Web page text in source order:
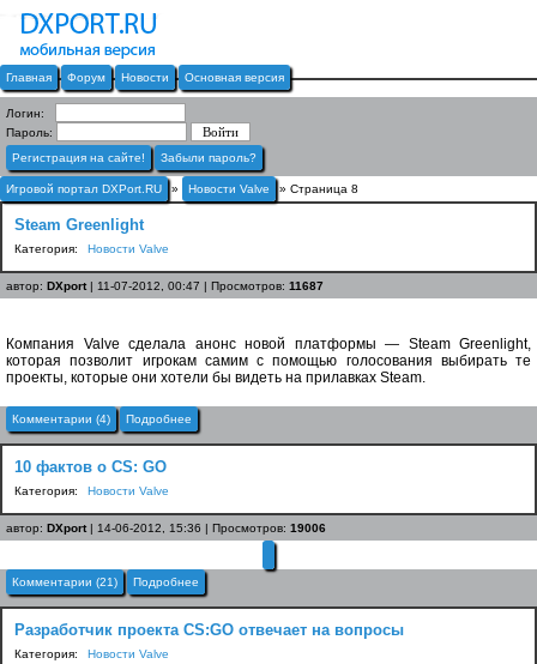
Главная Форум Новости Основная версия
Логин:
Пароль:
Регистрация на сайте!
Забыли пароль?
Игровой портал DXPort.RU » Новости Valve » Страница 8
Steam Greenlight
Категория: Новости Valve
автор: DXport| 11-07-2012, 00:47 | Просмотров: 11687
Компания Valve сделала анонс новой платформы — Steam Greenlight,
которая позволит игрокам самим с помощью голосования выбирать те
проекты, которые они хотели бы видеть на прилавках Steam.
Комментарии (4) Подробнее
10 фактов о CS: GO
Категория: Новости Valve
автор: DXport| 14-06-2012, 15:36 | Просмотров: 19006
Комментарии (21) Подробнее
Разработчик проекта CS:GO отвечает на вопросы
Категория: Новости Valve